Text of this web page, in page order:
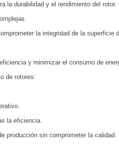
la durabilidad y el rendimiento del
la integridad de la superficie
y minimizar el consumo de
de rotores:
la eficiencia.
producción sin comprometer la calidad.